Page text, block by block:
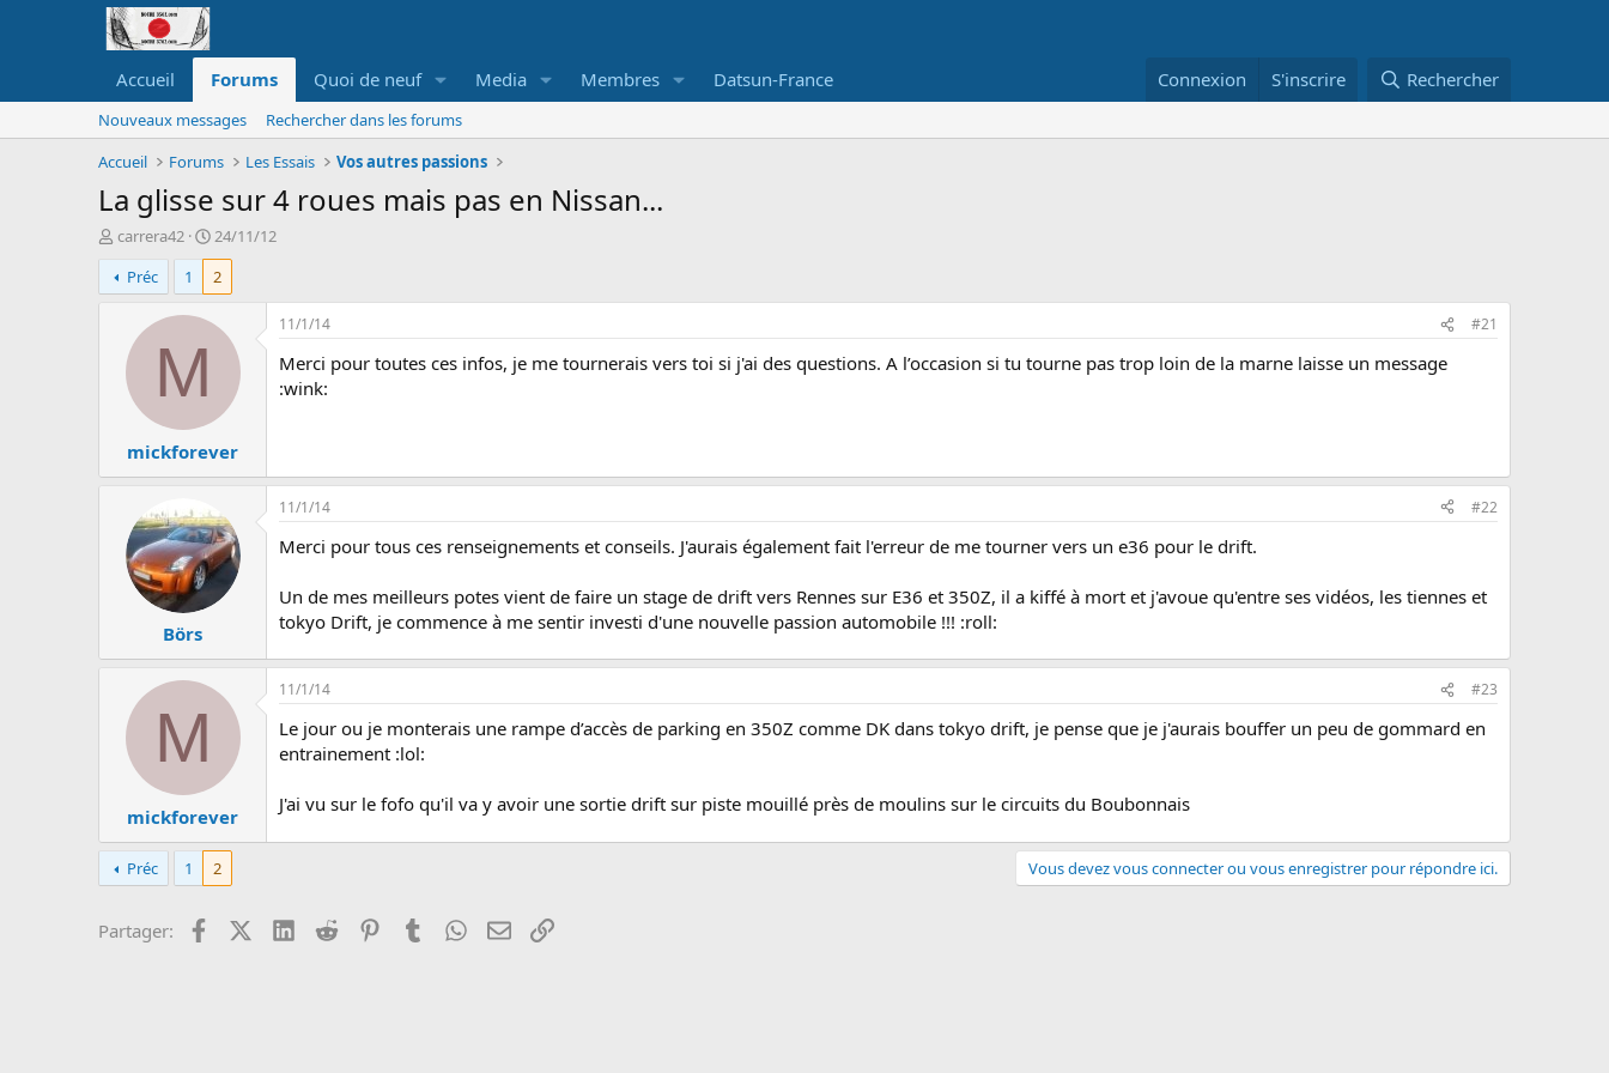
Accueil Forums Quoi de neuf Media Membres Datsun-France Connexion S'inscrire Rechercher
Nouveaux messages
Rechercher dans les forums
Accueil
Forums Les Essais Vos autres passions
La glisse sur 4 roues mais pas en Nissan...
A
u
t
e
i
carrera42
D
a
t
e
d
u
t
24/11/12
Préc
1 2
M
mickforever
11/1/14 #21
Merci pour toutes ces infos, je me tournerais vers toi si j'ai des questions. A l’occasion si tu tourne pas trop loin de la marne laisse un message
:wink:
Börs
11/1/14 #22
Merci pour tous ces renseignements et conseils. J'aurais également fait l'erreur de me tourner vers un e36 pour le drift.
Un de mes meilleurs potes vient de faire un stage de drift vers Rennes sur E36 et 350Z, il a kiffé à mort et j'avoue qu'entre ses vidéos, les tiennes et
tokyo Drift, je commence à me sentir investi d'une nouvelle passion automobile !!! :roll:
M
mickforever
11/1/14 #23
Le jour ou je monterais une rampe d’accès de parking en 350Z comme DK dans tokyo drift, je pense que je j'aurais bouffer un peu de gommard en
entrainement :lol:
J'ai vu sur le fofo qu'il va y avoir une sortie drift sur piste mouillé près de moulins sur le circuits du Boubonnais
Préc 1 2 Vous devez vous connecter ou vous enregistrer pour répondre ici.
Partager: FacebookX (Twitter)LinkedInReddit PinterestTumblr WhatsApp
EmailLien